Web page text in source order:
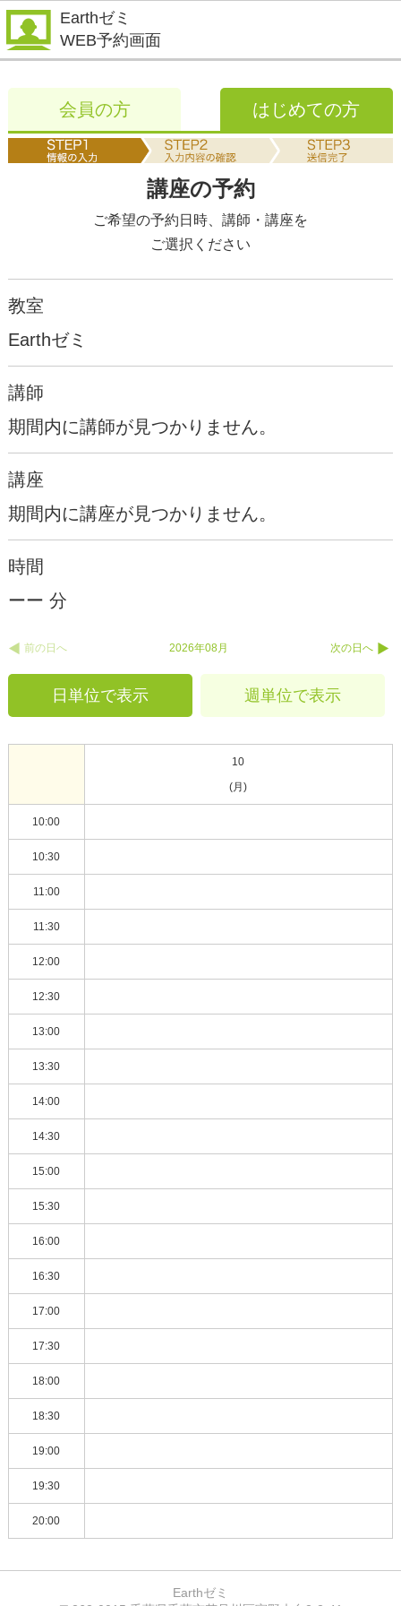
Earthゼミ
WEB予約画面
会員の方 はじめての方
講座の予約
ご希望の予約日時、講師・講座を
ご選択ください
教室
Earthゼミ
講師
期間内に講師が見つかりません。
講座
期間内に講座が見つかりません。
時間
ーー 分
前の日へ 2026年08月 次の日へ
週単位で表示
日単位で表示
10
(月)
10:00
10:30
11:00
11:30
12:00
12:30
13:00
13:30
14:00
14:30
15:00
15:30
16:00
16:30
17:00
17:30
18:00
18:30
19:00
19:30
20:00
Earthゼミ